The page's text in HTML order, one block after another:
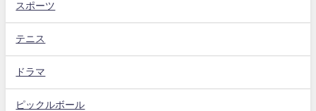
スポーツ
テニス
ドラマ
ピックルボール